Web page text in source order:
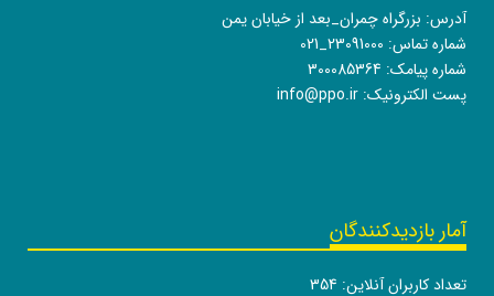
آدرس: بزرگراه چمران_بعد از خیابان یمن
شماره تماس: 021_23091000
شماره پیامک: 300085364
پست الکترونیک: info@ppo.ir
آمار بازدیدکنندگان
تعداد کاربران آنلاین: 354